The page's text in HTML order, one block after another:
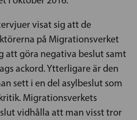
visat sig att de
på Migrationsverket
att göra negativa beslut samt
ackord. Ytterligare är den
sett i en del asylbeslut som
Migrationsverkets
vidhålla att man visst tror